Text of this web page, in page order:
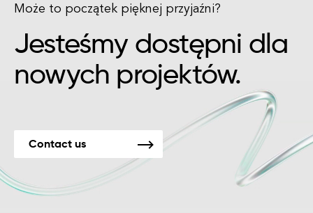
Może to początek pięknej przyjaźni?
Jesteśmy dostępni dla
nowych projektów.
Contact us